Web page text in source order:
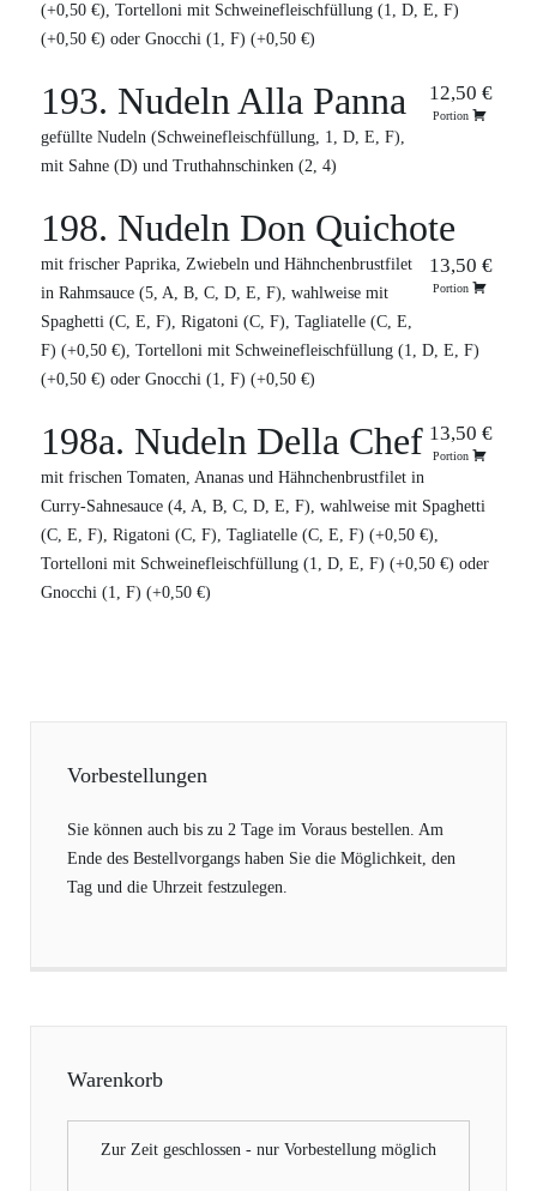
(+0,50 €), Tortelloni mit Schweinefleischfüllung (1, D, E, F)
(+0,50 €) oder Gnocchi (1, F) (+0,50 €)
193. Nudeln Alla Panna 12,50 €
Portion
gefüllte Nudeln (Schweinefleischfüllung, 1, D, E, F),
mit Sahne (D) und Truthahnschinken (2, 4)
198. Nudeln Don Quichote
13,50 €
Portion
mit frischer Paprika, Zwiebeln und Hähnchenbrustfilet
in Rahmsauce (5, A, B, C, D, E, F), wahlweise mit
Spaghetti (C, E, F), Rigatoni (C, F), Tagliatelle (C, E,
F) (+0,50 €), Tortelloni mit Schweinefleischfüllung (1, D, E, F)
(+0,50 €) oder Gnocchi (1, F) (+0,50 €)
198a. Nudeln Della Chef 13,50 €
Portion
mit frischen Tomaten, Ananas und Hähnchenbrustfilet in
Curry-Sahnesauce (4, A, B, C, D, E, F), wahlweise mit Spaghetti
(C, E, F), Rigatoni (C, F), Tagliatelle (C, E, F) (+0,50 €),
Tortelloni mit Schweinefleischfüllung (1, D, E, F) (+0,50 €) oder
Gnocchi (1, F) (+0,50 €)
Vorbestellungen
Sie können auch bis zu 2 Tage im Voraus bestellen. Am
Ende des Bestellvorgangs haben Sie die Möglichkeit, den
Tag und die Uhrzeit festzulegen.
Warenkorb
Zur Zeit geschlossen - nur Vorbestellung möglich